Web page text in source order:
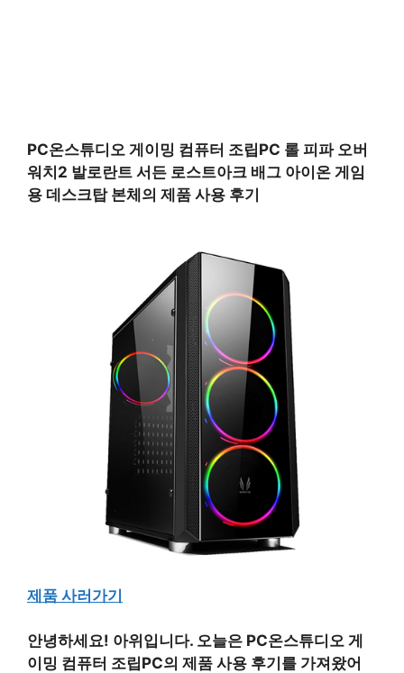
PC온스튜디오 게이밍 컴퓨터 조립PC 롤 피파 오버
워치2 발로란트 서든 로스트아크 배그 아이온 게임
용 데스크탑 본체의 제품 사용 후기
제품 사러가기
안녕하세요! 아위입니다. 오늘은 PC온스튜디오 게
이밍 컴퓨터 조립PC의 제품 사용 후기를 가져왔어